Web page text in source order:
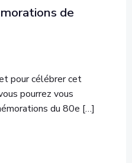
de
pour célébrer cet
pourrez vous
du 80e […]